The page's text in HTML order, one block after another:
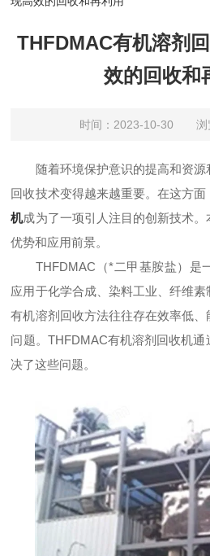
THFDMAC有机溶剂
效的回收和
时间：2023-10-30 浏
随着环境保护意识的提高和资源
回收技术变得越来越重要。在这方面
机成为了一项引人注目的创新技术。
优势和应用前景。
THFDMAC（*二甲基胺盐）是
应用于化学合成、染料工业、纤维
有机溶剂回收方法往往存在效率低
问题。THFDMAC有机溶剂回收机
决了这些问题。